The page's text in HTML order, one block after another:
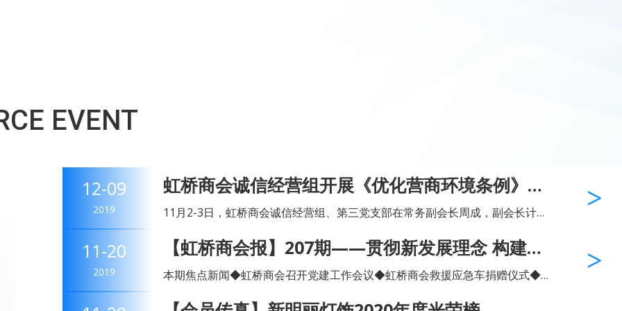
EVENT
12-09
2019
虹桥商会诚信经营组开展《优化营商环境条例》拓
展学习会
11月2-3日，虹桥商会诚信经营组、第三党支部在常务副会长周成，副会长计传
下，前往宁波象山开展《优化营商环境条例》拓展学习会，参观了宁波...
11-20
2019
【虹桥商会报】207期——贯彻新发展理念 构建新
发展格局
本期焦点新闻◆虹桥商会召开党建工作会议◆虹桥商会救援应急车捐赠仪式◆